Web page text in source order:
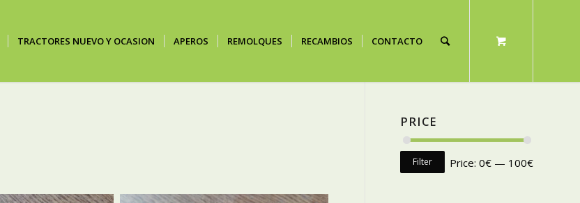
TRACTORES NUEVO Y OCASION APEROS REMOLQUES RECAMBIOS CONTACTO
PRICE
Filter Price: 0€ — 100€